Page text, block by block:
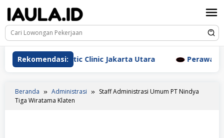
konten
Rekomendasi:
Aesthetic Clinic Jakarta Utara Perawat Dr.
Beranda Administrasi
Staff Administrasi Umum PT Nindya
Tiga Wiratama Klaten